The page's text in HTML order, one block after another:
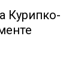
Курипко-